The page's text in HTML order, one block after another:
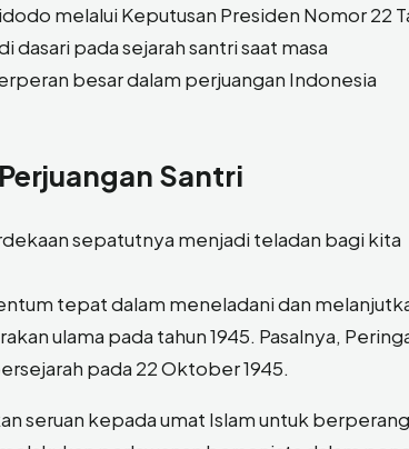
melalui Keputusan Presiden Nomor 22
dasari pada sejarah santri saat masa
besar dalam perjuangan Indonesia
Santri
sepatutnya menjadi teladan bagi kita
tepat dalam meneladani dan
ulama pada tahun 1945. Pasalnya,
pada 22 Oktober 1945.
seruan kepada umat Islam untuk